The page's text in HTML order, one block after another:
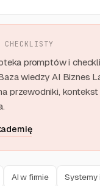
CHECKLISTY
promptów i
wiedzy AI Biznes
przewodniki,
AI w firmie Systemy